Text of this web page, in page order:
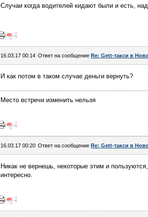
Случаи когда водителей кидают были и есть,
16.03.17 00:14 Ответ на сообщение Re: Gett-такси в
И как потом в таком случае деньги вернуть?
Место встречи изменить нельзя
16.03.17 00:20 Ответ на сообщение Re: Gett-такси в
Никак не вернешь, некоторые этим и
интересно.